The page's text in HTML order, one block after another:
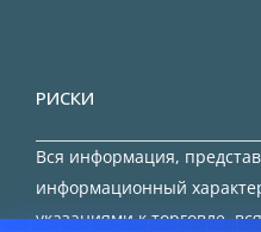
РИСКИ
Вся информация,
информационный
указаниями к торговле,